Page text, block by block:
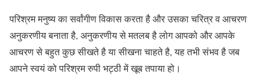
परिश्रम मनुष्य का सर्वांगीण विकास करता है और उसका चरित्र व आचरण
अनुकरणीय बनाता है, अनुकरणीय से मतलब है लोग आपको और आपके
आचरण से बहुत कुछ सीखते है या सीखना चाहते है, यह तभी संभव है जब
आपने स्वयं को परिश्रम रुपी भट्ठी में खूब तपाया हो।